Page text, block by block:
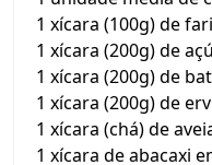
1 xícara (100g) de
1 xícara (200g) de
1 xícara (200g) de
1 xícara (200g) de
1 xícara (chá) de
1 xícara de abacaxi